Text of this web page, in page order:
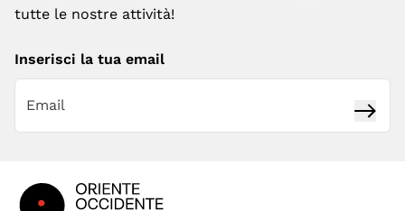
tutte le nostre attività!
Inserisci la tua email